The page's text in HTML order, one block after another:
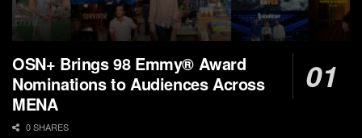
OSN+ Brings 98 Emmy® Award
Nominations to Audiences Across
MENA
0 SHARES